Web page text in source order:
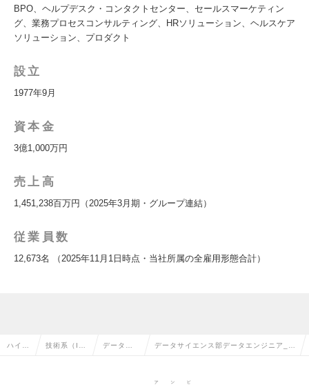
BPO、ヘルプデスク・コンタクトセンター、セールスマーケティン
グ、業務プロセスコンサルティング、HRソリューション、ヘルスケア
ソリューション、プロダクト
設立
1977年9月
資本金
3億1,000万円
売上高
1,451,238百万円（2025年3月期・グループ連結）
従業員数
12,673名 （2025年11月1日時点・当社所属の全雇用形態合計）
ハイク 技術系（I データサ データサイエンス部データエンジニア_大